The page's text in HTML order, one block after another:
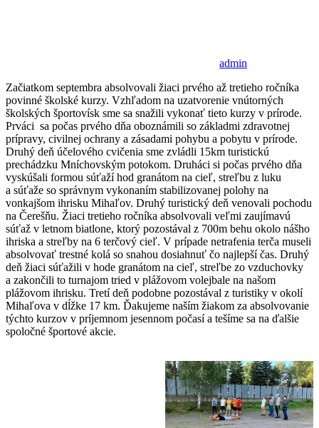
admin
Začiatkom septembra absolvovali žiaci prvého až tretieho ročníka
povinné školské kurzy. Vzhľadom na uzatvorenie vnútorných
školských športovísk sme sa snažili vykonať tieto kurzy v prírode.
Prváci sa počas prvého dňa oboznámili so základmi zdravotnej
prípravy, civilnej ochrany a zásadami pohybu a pobytu v prírode.
Druhý deň účelového cvičenia sme zvládli 15km turistickú
prechádzku Mníchovským potokom. Druháci si počas prvého dňa
vyskúšali formou súťaží hod granátom na cieľ, streľbu z luku
a súťaže so správnym vykonaním stabilizovanej polohy na
vonkajšom ihrisku Mihaľov. Druhý turistický deň venovali pochodu
na Čerešňu. Žiaci tretieho ročníka absolvovali veľmi zaujímavú
súťaž v letnom biatlone, ktorý pozostával z 700m behu okolo nášho
ihriska a streľby na 6 terčový cieľ. V prípade netrafenia terča museli
absolvovať trestné kolá so snahou dosiahnuť čo najlepší čas. Druhý
deň žiaci súťažili v hode granátom na cieľ, streľbe zo vzduchovky
a zakončili to turnajom tried v plážovom volejbale na našom
plážovom ihrisku. Tretí deň podobne pozostával z turistiky v okolí
Mihaľova v dĺžke 17 km. Ďakujeme naším žiakom za absolvovanie
týchto kurzov v príjemnom jesennom počasí a tešíme sa na ďalšie
spoločné športové akcie.